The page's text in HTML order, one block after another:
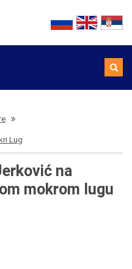
Lug
na
mokrom lugu